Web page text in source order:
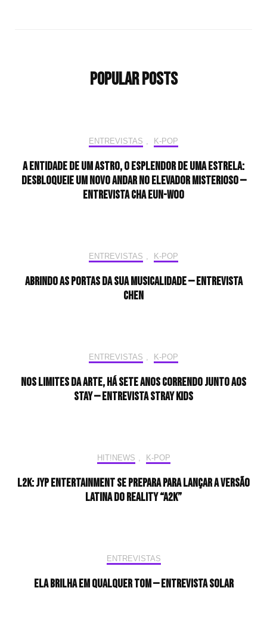
Popular Posts
ENTREVISTAS , K-POP
A entidade de um astro, o esplendor de uma estrela:
desbloqueie um novo andar no elevador misterioso —
Entrevista CHA EUN-WOO
ENTREVISTAS , K-POP
Abrindo as portas da sua musicalidade — Entrevista
CHEN
ENTREVISTAS , K-POP
Nos limites da arte, há sete anos correndo junto aos
STAY — Entrevista Stray Kids
HIT!NEWS , K-POP
L2K: JYP Entertainment se prepara para lançar a versão
latina do reality “A2K”
ENTREVISTAS
Ela brilha em qualquer tom — Entrevista Solar